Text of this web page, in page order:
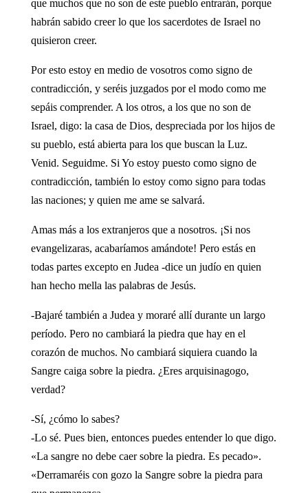
que muchos que no son de este pueblo entrarán, porque
habrán sabido creer lo que los sacerdotes de Israel no
quisieron creer.
Por esto estoy en medio de vosotros como signo de
contradicción, y seréis juzgados por el modo como me
sepáis comprender. A los otros, a los que no son de
Israel, digo: la casa de Dios, despreciada por los hijos de
su pueblo, está abierta para los que buscan la Luz.
Venid. Seguidme. Si Yo estoy puesto como signo de
contradicción, también lo estoy como signo para todas
las naciones; y quien me ame se salvará.
Amas más a los extranjeros que a nosotros. ¡Si nos
evangelizaras, acabaríamos amándote! Pero estás en
todas partes excepto en Judea -dice un judío en quien
han hecho mella las palabras de Jesús.
-Bajaré también a Judea y moraré allí durante un largo
período. Pero no cambiará la piedra que hay en el
corazón de muchos. No cambiará siquiera cuando la
Sangre caiga sobre la piedra. ¿Eres arquisinagogo,
verdad?
-Sí, ¿cómo lo sabes?
-Lo sé. Pues bien, entonces puedes entender lo que digo.
«La sangre no debe caer sobre la piedra. Es pecado».
«Derramaréis con gozo la Sangre sobre la piedra para